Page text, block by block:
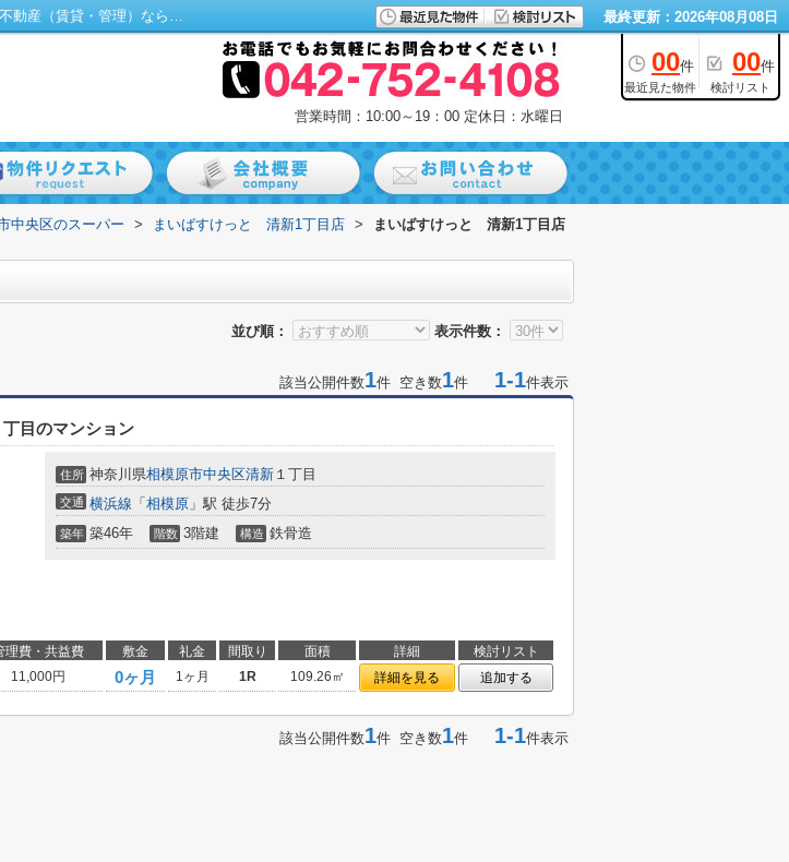
まいばすけっと 清新1丁目店周辺の物件一覧｜相模原市中央区淵野辺の不動産（賃貸・管理）なら（有）千成土地住宅社 最終更新：2026年08月08日
00件
最近見た物件
00件
検討リスト
営業時間：10:00～19：00 定休日：水曜日
中央区のスーパー > まいばすけっと 清新1丁目店 >
まいばすけっと 清新1丁目店
並び順： 表示件数：
該当公開件数1件 空き数1件 1-1件表示
目のマンション
住所 神奈川県相模原市中央区清新 １丁目
交通 横浜線 「 相模原 」駅 徒歩7分
築年 築46年 階数 3階建 構造 鉄骨造
理費・共益費 敷金 礼金 間取り 面積 詳細
検討リスト
11,000円 0ヶ月 1ヶ月 1R 109.26㎡ 詳細を見る 追加する
該当公開件数1件 空き数1件 1-1件表示